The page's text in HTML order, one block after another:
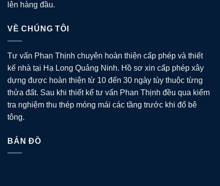
lên hàng đầu.
VỀ CHÚNG TÔI
Tư vấn Phan Thịnh chuyên hoàn thiện cấp phép và thiết
kế nhà tại Hạ Long Quảng Ninh. Hồ sơ xin cấp phép xây
dựng được hoàn thiện từ 10 đến 30 ngày tùy thuộc từng
thửa đất. Sau khi thiết kế tư vấn Phan Thịnh đều qua kiểm
tra nghiệm thu thép móng mái các tầng trước khi đổ bê
tông.
BẢN ĐỒ